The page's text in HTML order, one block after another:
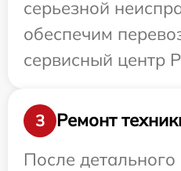
серьезной
обеспечим
сервисный центр
3
Ремонт
После